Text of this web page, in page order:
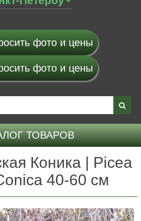
фото и цены
фото и цены
ТОВАРОВ
Коника | Picea
40-60 см